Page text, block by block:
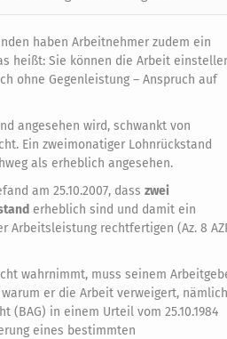
haben Arbeitnehmer zudem ein
heißt: Sie können die Arbeit
ohne Gegenleistung – Anspruch auf
angesehen wird, schwankt von
Ein zweimonatiger Lohnrückstand
als erheblich angesehen.
am 25.10.2007, dass zwei
erheblich sind und damit ein
Arbeitsleistung rechtfertigen (Az. 8
wahrnimmt, muss seinem
warum er die Arbeit verweigert, nämlich
(BAG) in einem Urteil vom 25.10.1984
eines bestimmten